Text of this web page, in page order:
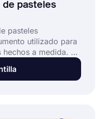
de pasteles
pasteles
utilizado para
a medida. Si
un formulario de
puede ser
y gestionar pedidos